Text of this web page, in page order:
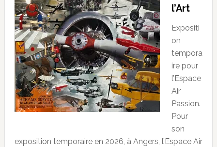
l’Art
Expositi
on
tempora
ire pour
l’Espace
Air
Passion.
Pour
son
exposition temporaire en 2026, à Angers, l’Espace Air